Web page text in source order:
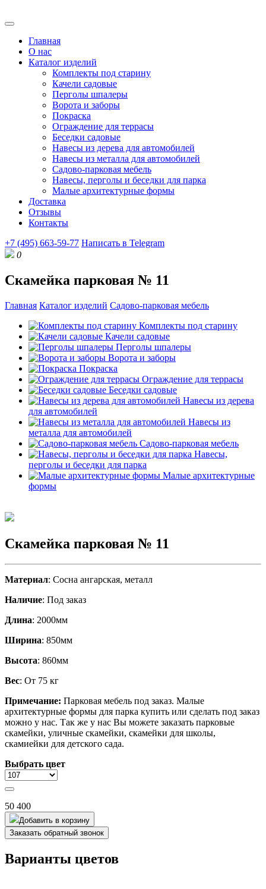
Главная
О нас
Каталог изделий
Комплекты под старину
Качели садовые
Перголы шпалеры
Ворота и заборы
Покраска
Ограждение для террасы
Беседки садовые
Навесы из дерева для автомобилей
Навесы из металла для автомобилей
Садово-парковая мебель
Навесы, перголы и беседки для парка
Малые архитектурные формы
Доставка
Отзывы
Контакты
+7 (495) 663-59-77 Написать в Telegram
0
Скамейка парковая № 11
Главная Каталог изделий Садово-парковая мебель
Комплекты под старину
Качели садовые
Перголы шпалеры
Ворота и заборы
Покраска
Ограждение для террасы
Беседки садовые
Навесы из дерева
для автомобилей
Навесы из
металла для автомобилей
Садово-парковая мебель
Навесы,
перголы и беседки для парка
Малые архитектурные
формы
Скамейка парковая № 11
Материал: Сосна ангарская, металл
Наличие: Под заказ
Длина: 2000мм
Ширина: 850мм
Высота: 860мм
Вес: От 75 кг
Примечание: Парковая мебель под заказ. Малые
архитектурные формы для парка купить или сделать под заказ
можно у нас. Так же у нас Вы можете заказать парковые
скамейки, уличные скамейки, скамейки для школы,
скамиейки для детского сада.
Выбрать цвет
50 400
Добавить в корзину
Заказать обратный звонок
Варианты цветов